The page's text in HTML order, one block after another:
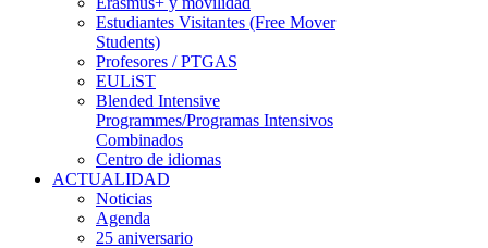
Estudiantes Visitantes (Free Mover
Students)
Profesores / PTGAS
EULiST
Blended Intensive
Programmes/Programas Intensivos
Combinados
Centro de idiomas
ACTUALIDAD
Noticias
Agenda
25 aniversario